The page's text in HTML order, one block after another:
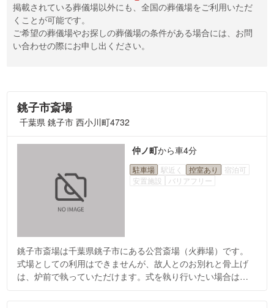
掲載されている葬儀場以外にも、全国の葬儀場をご利用いただ
くことが可能です。
ご希望の葬儀場やお探しの葬儀場の条件がある場合には、お問
い合わせの際にお申し出ください。
銚子市斎場
千葉県 銚子市 西小川町4732
仲ノ町から車4分
駐車場 駅近く 控室あり
宿泊可
安置施設
バリアフリー
銚子市斎場は千葉県銚子市にある公営斎場（火葬場）です。
式場としての利用はできませんが、故人とのお別れと骨上げ
は、炉前で執っていただけます。式を執り行いたい場合は別